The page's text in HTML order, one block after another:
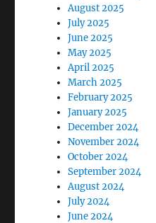
August 2025
July 2025
June 2025
May 2025
April 2025
March 2025
February 2025
January 2025
December 2024
November 2024
October 2024
September 2024
August 2024
July 2024
June 2024